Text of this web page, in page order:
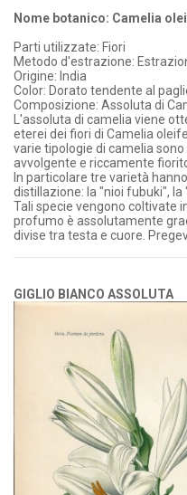
Nome botanico: Camelia
Parti utilizzate: Fiori
Metodo d'estrazione:
Origine: India
Color: Dorato tendente al
Composizione: Assoluta di
L'assoluta di camelia viene
eterei dei fiori di Camelia
varie tipologie di camelia
avvolgente e riccamente
In particolare tre varietà
distillazione: la "nioi fubuki", la
Tali specie vengono coltivate
profumo è assolutamente
divise tra testa e cuore.
GIGLIO BIANCO ASSOLUTA